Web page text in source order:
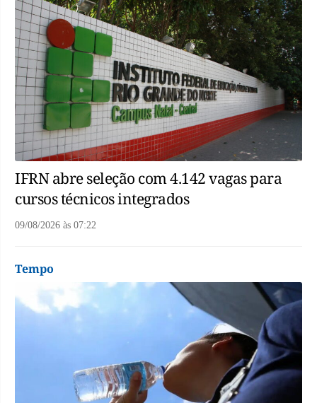
IFRN abre seleção com 4.142 vagas para
cursos técnicos integrados
09/08/2026 às 07:22
Tempo